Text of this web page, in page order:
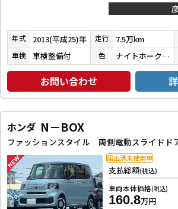
年式 2013(平成25)年 走行 7.5万km
車検 車検整備付 色 ナイトホークブラックパール
お問い合わせ
ホンダ N－BOX
支払総額(税込)
車両本体価格(税込)
160.8万円
届出済未使用車